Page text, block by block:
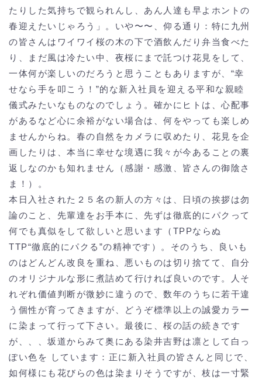
たりした気持ちで観られんし、あん人達も早よホントの
春迎えたいじゃろう」。いや〜〜、仰る通り：特に九州
の皆さんはワイワイ桜の木の下で酒飲んだり弁当食べた
り、まだ風は冷たい中、夜桜にまで託つけ花見をして、
一体何が楽しいのだろうと思うこともありますが、“幸
せなら手を叩こう！”的な新入社員を迎える平和な親睦
儀式みたいなものなのでしょう。確かにヒトは、心配事
があるなど心に余裕がない場合は、何をやっても楽しめ
ませんからね。春の自然をカメラに収めたり、花見を企
画したりは、本当に幸せな境遇に我々が今あることの裏
返しなのかも知れません（感謝・感激、皆さんの御陰さ
ま！）。
本日入社された２５名の新人の方々は、日頃の挨拶は勿
論のこと、先輩達をお手本に、先ずは徹底的にパクって
何でも真似をして欲しいと思います（TPPならぬ
TTP“徹底的にパクる”の精神です）。そのうち、良いも
のはどんどん改良を重ね、悪いものは切り捨てて、自分
のオリジナルな形に煮詰めて行ければ良いのです。人そ
れぞれ価値判断が微妙に違うので、数年のうちに若干違
う個性が育ってきますが、どうぞ標準以上の誠愛カラー
に染まって行って下さい。最後に、桜の話の続きです
が、、、坂道からみて奥にある染井吉野は凛として白っ
ぽい色を しています：正に新入社員の皆さんと同じで、
如何様にも花びらの色は染まりそうですが、枝は一寸緊